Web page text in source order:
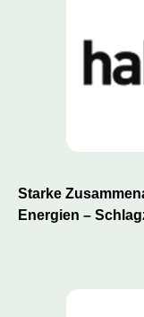
Starke
Energien –